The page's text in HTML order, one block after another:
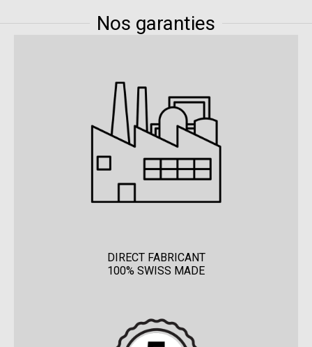
Nos garanties
DIRECT FABRICANT
100% SWISS MADE